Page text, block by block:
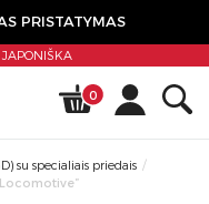
PRISTATYMAS
0
su specialiais priedais